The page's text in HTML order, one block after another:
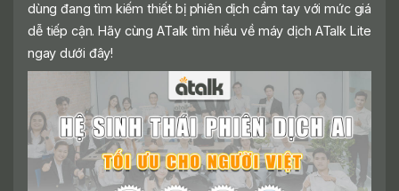
dùng đang tìm kiếm thiết bị phiên dịch cầm tay với mức giá
dễ tiếp cận. Hãy cùng ATalk tìm hiểu về máy dịch ATalk Lite
ngay dưới đây!